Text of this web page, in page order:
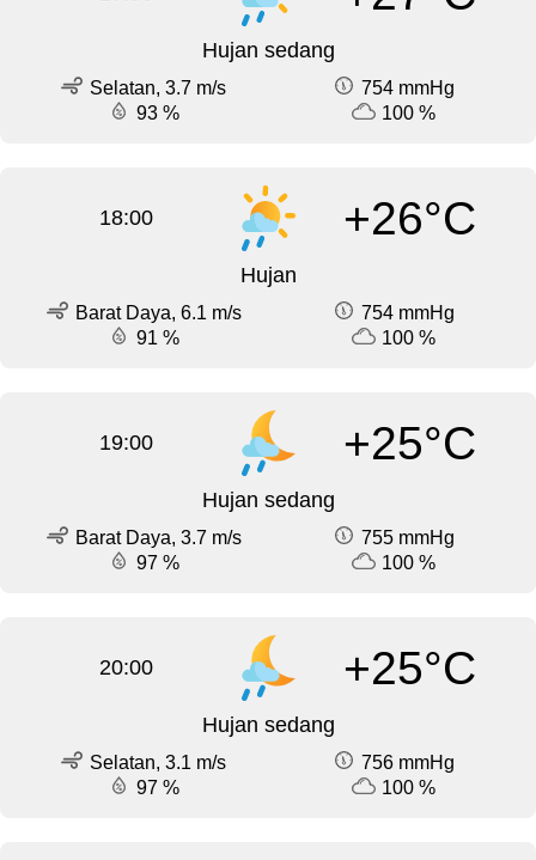
Hujan sedang
Selatan, 3.7 m/s
754 mmHg
93 %
100 %
18:00 +26°C
Hujan
Barat Daya, 6.1 m/s
754 mmHg
91 %
100 %
19:00 +25°C
Hujan sedang
Barat Daya, 3.7 m/s
755 mmHg
97 %
100 %
20:00 +25°C
Hujan sedang
Selatan, 3.1 m/s
756 mmHg
97 %
100 %